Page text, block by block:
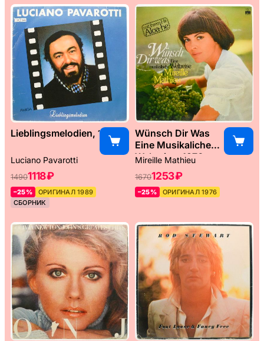
Lieblingsmelodien, 1989
Luciano Pavarotti
14901118 ₽
–25%
ОРИГИНАЛ 1989
СБОРНИК
Wünsch Dir Was
Eine Musikaliche
Weltreise, 1976
Mireille Mathieu
16701253 ₽
–25% ОРИГИНАЛ 1976